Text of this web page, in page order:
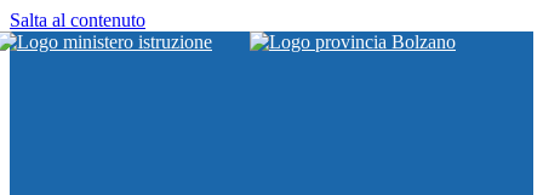
Salta al contenuto